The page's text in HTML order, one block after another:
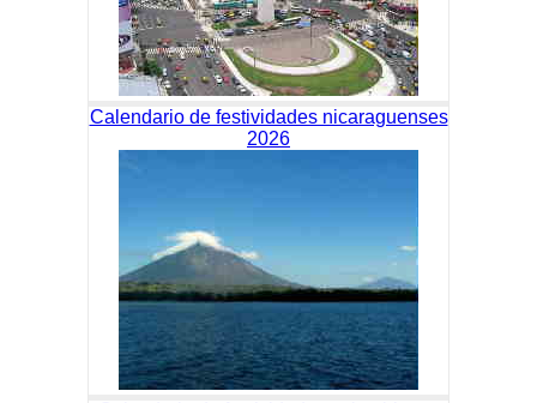
Calendario de festividades nicaraguenses
2026